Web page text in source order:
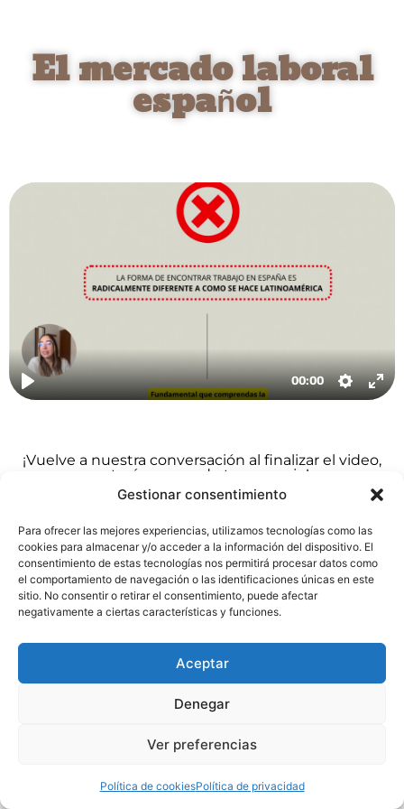
Gestionar consentimiento
Para ofrecer las mejores experiencias, utilizamos tecnologías como las
cookies para almacenar y/o acceder a la información del dispositivo. El
consentimiento de estas tecnologías nos permitirá procesar datos como
el comportamiento de navegación o las identificaciones únicas en este
sitio. No consentir o retirar el consentimiento, puede afectar
negativamente a ciertas características y funciones.
Aceptar
Denegar
Ver preferencias
Política de cookiesPolítica de privacidad
El mercado laboral
español
¡Vuelve a nuestra conversación al finalizar el video,
estaré esperando tu mensaje!